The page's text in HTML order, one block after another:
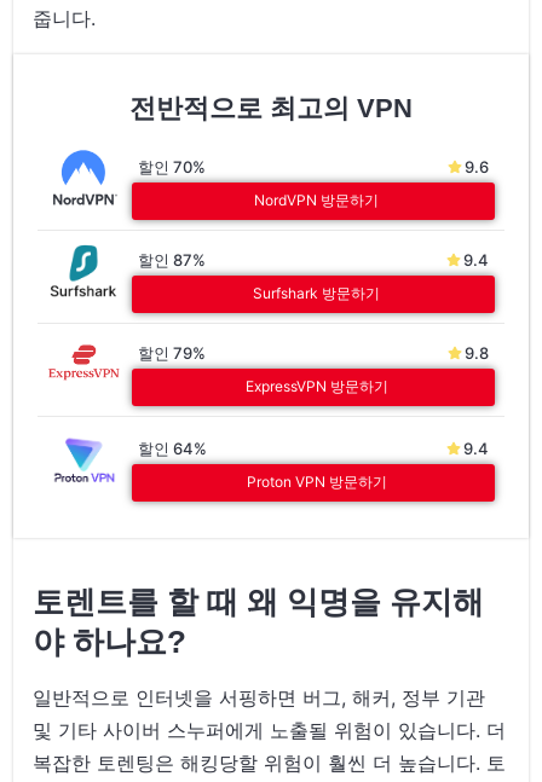
줍니다.
전반적으로 최고의 VPN
할인 70% 9.6
NordVPN 방문하기
할인 87% 9.4
Surfshark 방문하기
할인 79% 9.8
ExpressVPN 방문하기
할인 64% 9.4
Proton VPN 방문하기
토렌트를 할 때 왜 익명을 유지해
야 하나요?
일반적으로 인터넷을 서핑하면 버그, 해커, 정부 기관
및 기타 사이버 스누퍼에게 노출될 위험이 있습니다. 더
복잡한 토렌팅은 해킹당할 위험이 훨씬 더 높습니다. 토